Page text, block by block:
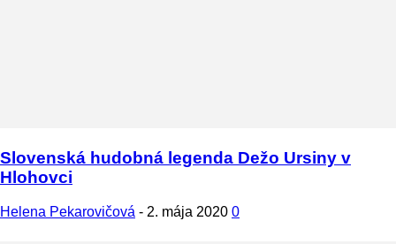
Slovenská hudobná legenda Dežo Ursiny v
Hlohovci
Helena Pekarovičová - 2. mája 2020 0